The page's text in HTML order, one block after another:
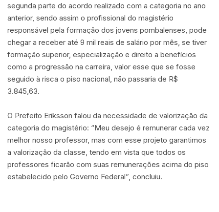
segunda parte do acordo realizado com a categoria no ano
anterior, sendo assim o profissional do magistério
responsável pela formação dos jovens pombalenses, pode
chegar a receber até 9 mil reais de salário por mês, se tiver
formação superior, especialização e direito a benefícios
como a progressão na carreira, valor esse que se fosse
seguido à risca o piso nacional, não passaria de R$
3.845,63.
O Prefeito Eriksson falou da necessidade de valorização da
categoria do magistério: “Meu desejo é remunerar cada vez
melhor nosso professor, mas com esse projeto garantimos
a valorização da classe, tendo em vista que todos os
professores ficarão com suas remunerações acima do piso
estabelecido pelo Governo Federal”, concluiu.